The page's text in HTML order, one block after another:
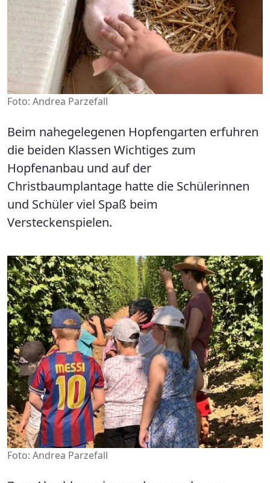
Foto: Andrea Parzefall
Beim nahegelegenen Hopfengarten erfuhren
die beiden Klassen Wichtiges zum
Hopfenanbau und auf der
Christbaumplantage hatte die Schülerinnen
und Schüler viel Spaß beim
Versteckenspielen.
Foto: Andrea Parzefall